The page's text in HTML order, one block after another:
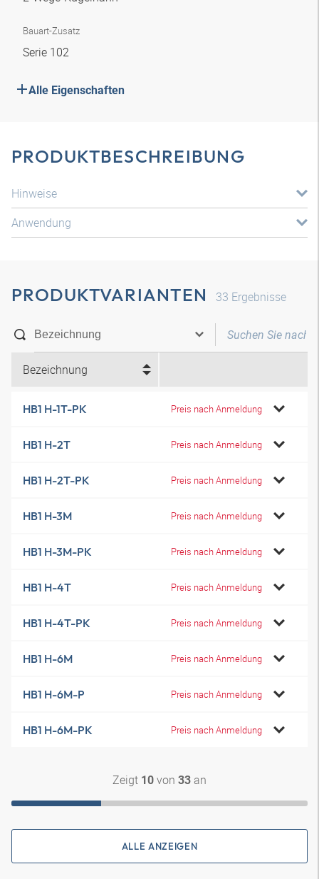
Bauart-Zusatz
Serie 102
Alle Eigenschaften
PRODUKTBESCHREIBUNG
Hinweise
Anwendung
PRODUKTVARIANTEN 33 Ergebnisse
Bezeichnung
HB1 H-1T-PK Preis nach Anmeldung
HB1 H-2T Preis nach Anmeldung
HB1 H-2T-PK Preis nach Anmeldung
HB1 H-3M Preis nach Anmeldung
HB1 H-3M-PK Preis nach Anmeldung
HB1 H-4T Preis nach Anmeldung
HB1 H-4T-PK Preis nach Anmeldung
HB1 H-6M Preis nach Anmeldung
HB1 H-6M-P Preis nach Anmeldung
HB1 H-6M-PK Preis nach Anmeldung
Zeigt 10 von 33 an
ALLE ANZEIGEN